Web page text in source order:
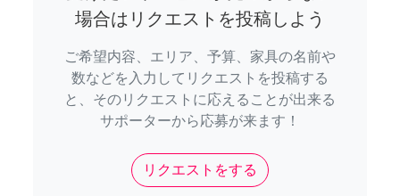
場合はリクエストを投稿しよう
ご希望内容、エリア、予算、家具の名前や
数などを入力してリクエストを投稿する
と、そのリクエストに応えることが出来る
サポーターから応募が来ます！
リクエストをする